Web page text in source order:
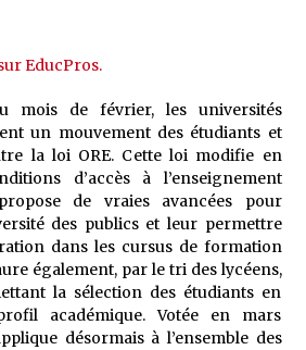
EducPros.
mois de février, les universités
un mouvement des étudiants et
la loi ORE. Cette loi modifie en
d’accès à l’enseignement
de vraies avancées pour
des publics et leur permettre
dans les cursus de formation
également, par le tri des lycéens,
la sélection des étudiants en
académique. Votée en mars
désormais à l’ensemble des